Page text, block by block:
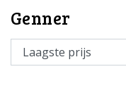
Genner